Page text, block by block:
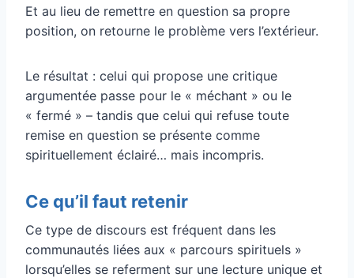
Et au lieu de remettre en question sa propre
position, on retourne le problème vers l’extérieur.
Le résultat : celui qui propose une critique
argumentée passe pour le « méchant » ou le
« fermé » – tandis que celui qui refuse toute
remise en question se présente comme
spirituellement éclairé… mais incompris.
Ce qu’il faut retenir
Ce type de discours est fréquent dans les
communautés liées aux « parcours spirituels »
lorsqu’elles se referment sur une lecture unique et